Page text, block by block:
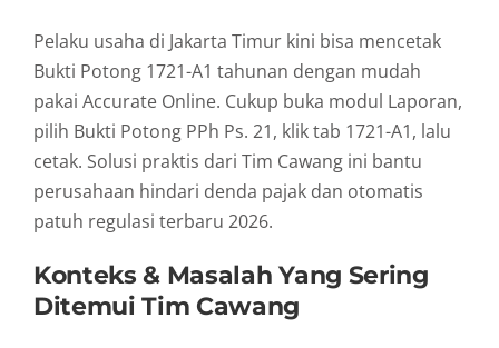
Pelaku usaha di Jakarta Timur kini bisa mencetak
Bukti Potong 1721-A1 tahunan dengan mudah
pakai Accurate Online. Cukup buka modul Laporan,
pilih Bukti Potong PPh Ps. 21, klik tab 1721-A1, lalu
cetak. Solusi praktis dari Tim Cawang ini bantu
perusahaan hindari denda pajak dan otomatis
patuh regulasi terbaru 2026.
Konteks & Masalah Yang Sering
Ditemui Tim Cawang